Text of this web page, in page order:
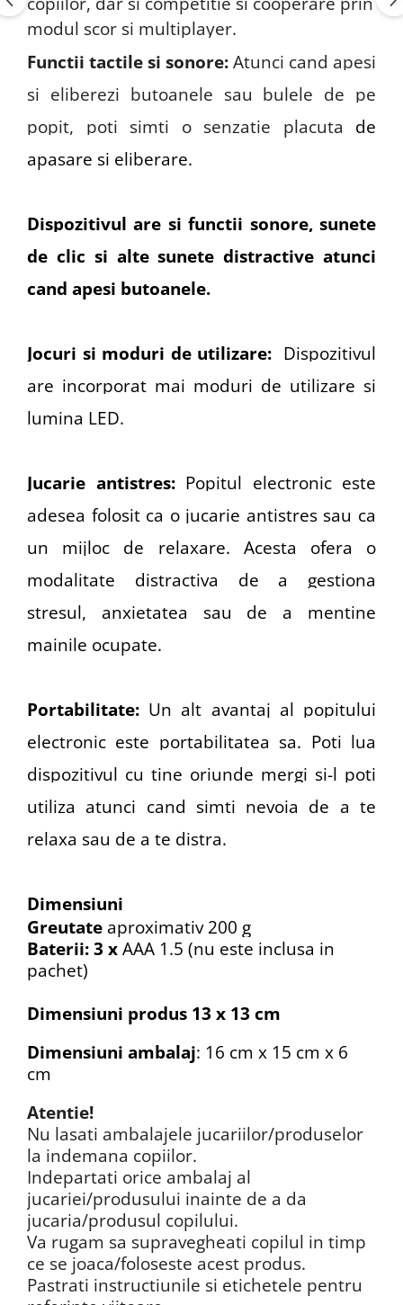
modul scor si multiplayer.
Functii tactile si sonore: Atunci cand apesi
si eliberezi butoanele sau bulele de pe
popit, poti simti o senzatie placuta de
apasare si eliberare.
Dispozitivul are si functii sonore, sunete
de clic si alte sunete distractive atunci
cand apesi butoanele.
Jocuri si moduri de utilizare: Dispozitivul
are incorporat mai moduri de utilizare si
lumina LED.
Jucarie antistres: Popitul electronic este
adesea folosit ca o jucarie antistres sau ca
un mijloc de relaxare. Acesta ofera o
modalitate distractiva de a gestiona
stresul, anxietatea sau de a mentine
mainile ocupate.
Portabilitate: Un alt avantaj al popitului
electronic este portabilitatea sa. Poti lua
dispozitivul cu tine oriunde mergi si-l poti
utiliza atunci cand simti nevoia de a te
relaxa sau de a te distra.
Dimensiuni
Greutate aproximativ 200 g
Baterii: 3 x AAA 1.5 (nu este inclusa in
pachet)
Dimensiuni produs 13 x 13 cm
Dimensiuni ambalaj: 16 cm x 15 cm x 6
cm
Atentie!
Nu lasati ambalajele jucariilor/produselor
la indemana copiilor.
Indepartati orice ambalaj al
jucariei/produsului inainte de a da
jucaria/produsul copilului.
Va rugam sa supravegheati copilul in timp
ce se joaca/foloseste acest produs.
Pastrati instructiunile si etichetele pentru